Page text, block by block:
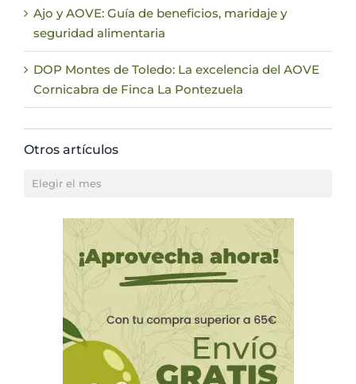
Ajo y AOVE: Guía de beneficios, maridaje y
seguridad alimentaria
DOP Montes de Toledo: La excelencia del AOVE
Cornicabra de Finca La Pontezuela
Otros artículos
Otros